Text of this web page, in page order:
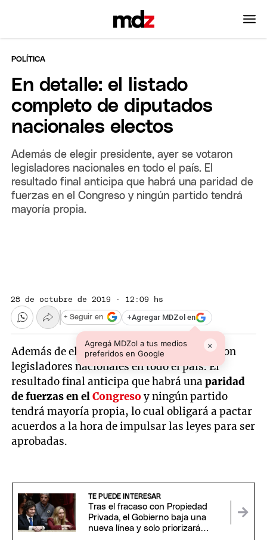
POLÍTICA
En detalle: el listado
completo de diputados
nacionales electos
Además de elegir presidente, ayer se votaron
legisladores nacionales en todo el país. El
resultado final anticipa que habrá una paridad de
fuerzas en el Congreso y ningún partido tendrá
mayoría propia.
28 de octubre de 2019 · 12:09 hs
+Agregar MDZol en
Agregá MDZol a tus medios
preferidos en Google
×
+ Seguir en
Además de elegir presidente, ayer se votaron
legisladores nacionales en todo el país. El
resultado final anticipa que habrá unaparidad
de fuerzas en elCongresoy ningún partido
tendrá mayoría propia, lo cual obligará a pactar
acuerdos a la hora de impulsar las leyes para ser
aprobadas.
TE PUEDE INTERESAR
Tras el fracaso con Propiedad
Privada, el Gobierno baja una
nueva línea y solo priorizará